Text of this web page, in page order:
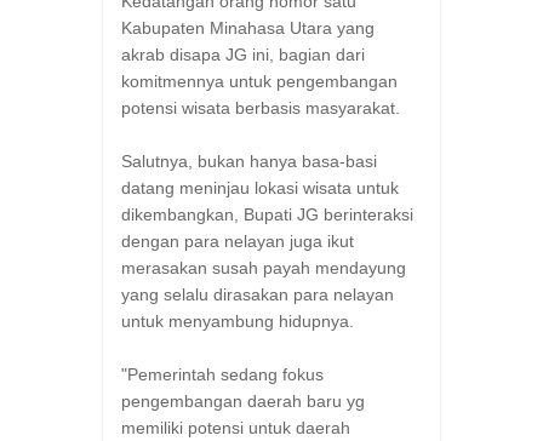
Kabupaten Minahasa Utara yang
akrab disapa JG ini, bagian dari
komitmennya untuk pengembangan
potensi wisata berbasis masyarakat.
Salutnya, bukan hanya basa-basi
datang meninjau lokasi wisata untuk
dikembangkan, Bupati JG berinteraksi
dengan para nelayan juga ikut
merasakan susah payah mendayung
yang selalu dirasakan para nelayan
untuk menyambung hidupnya.
"Pemerintah sedang fokus
pengembangan daerah baru yg
memiliki potensi untuk daerah